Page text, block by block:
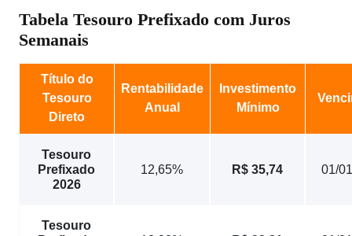
Tabela Tesouro Prefixado com Juros
Semanais
Título do
Tesouro
Direto
Rentabilidade
Anual
Investimento
Mínimo
Tesouro
Prefixado
2026
12,65% R$ 35,74 01/
Tesouro